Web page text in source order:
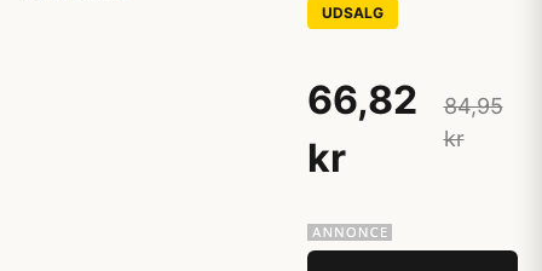
UDSALG
66,82
kr
84,95
kr